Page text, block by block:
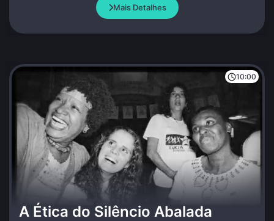
Mais Detalhes
10:00
A Ética do Silêncio Abalada